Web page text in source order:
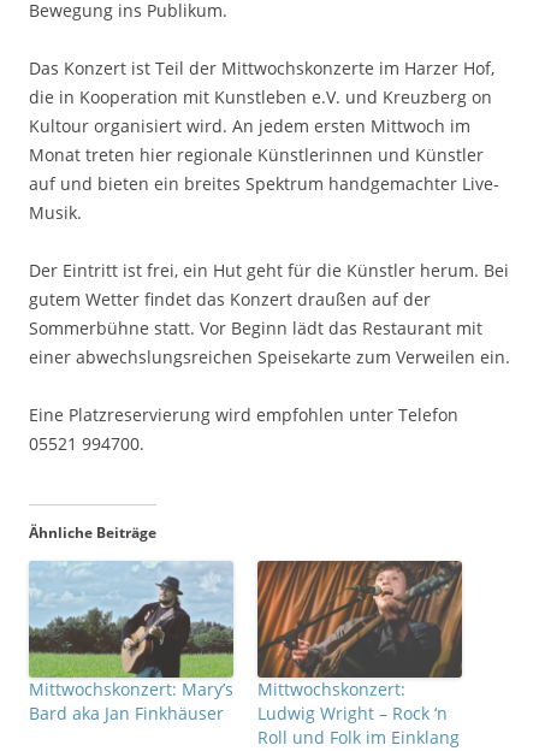
Bewegung ins Publikum.
Das Konzert ist Teil der Mittwochskonzerte im Harzer Hof,
die in Kooperation mit Kunstleben e.V. und Kreuzberg on
Kultour organisiert wird. An jedem ersten Mittwoch im
Monat treten hier regionale Künstlerinnen und Künstler
auf und bieten ein breites Spektrum handgemachter Live-
Musik.
Der Eintritt ist frei, ein Hut geht für die Künstler herum. Bei
gutem Wetter findet das Konzert draußen auf der
Sommerbühne statt. Vor Beginn lädt das Restaurant mit
einer abwechslungsreichen Speisekarte zum Verweilen ein.
Eine Platzreservierung wird empfohlen unter Telefon
05521 994700.
Ähnliche Beiträge
Mittwochskonzert: Mary’s
Bard aka Jan Finkhäuser
Mittwochskonzert:
Ludwig Wright – Rock ‘n
Roll und Folk im Einklang